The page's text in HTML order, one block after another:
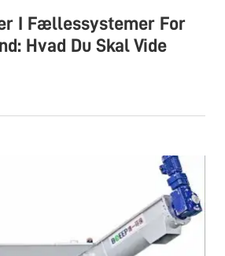
I Fællessystemer For
Hvad Du Skal Vide